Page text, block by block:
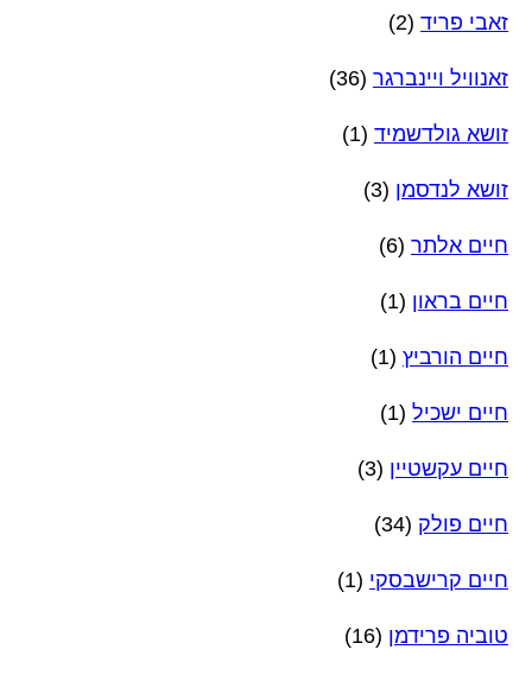
זאבי פריד (2)
זאנוויל ויינברגר (36)
זושא גולדשמיד (1)
זושא לנדסמן (3)
חיים אלתר (6)
חיים בראון (1)
חיים הורביץ (1)
חיים ישכיל (1)
חיים עקשטיין (3)
חיים פולק (34)
חיים קרישבסקי (1)
טוביה פרידמן (16)